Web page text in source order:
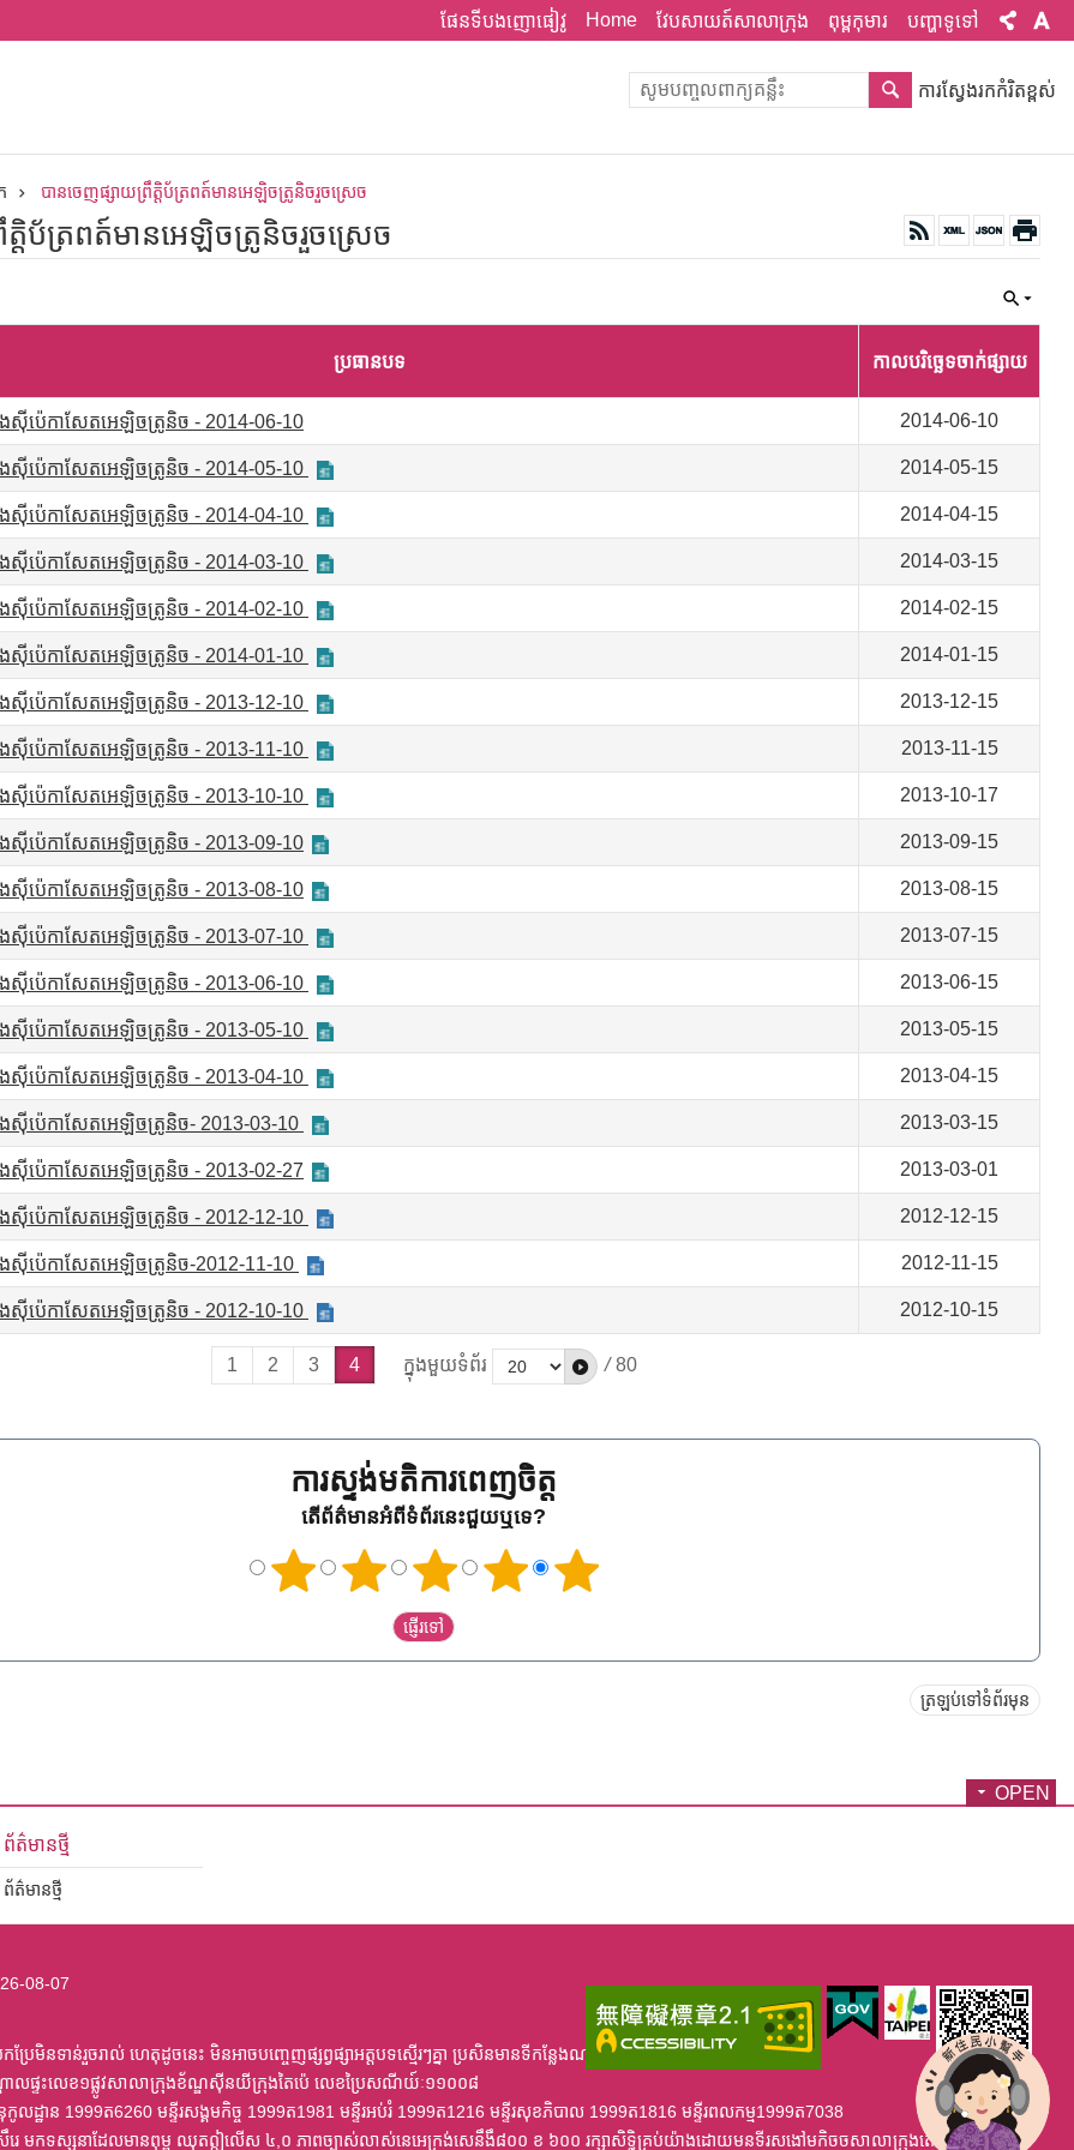
ផែនទីបងញោផៀវូ Home វែបសាយត៍សាលាក្រុង ពុម្ពកុមារ បញ្ហាទូទៅ
ការស្វែងរកកំរិតខ្ពស់
បានចេញផ្សាយព្រឹត្តិប័ត្រពត៍មានអេឡិចត្រូនិចរួចស្រេច
តិប័ត្រពត៍មានអេឡិចត្រូនិចរួចស្រេច
ប្រធានបទ កាលបរិច្ឆេទចាក់ផ្សាយ
ស៊ីប៉េកាសែតអេឡិចត្រូនិច - 2014-06-10 2014-06-10
ស៊ីប៉េកាសែតអេឡិចត្រូនិច - 2014-05-10 2014-05-15
ស៊ីប៉េកាសែតអេឡិចត្រូនិច - 2014-04-10 2014-04-15
ស៊ីប៉េកាសែតអេឡិចត្រូនិច - 2014-03-10 2014-03-15
ស៊ីប៉េកាសែតអេឡិចត្រូនិច - 2014-02-10 2014-02-15
ស៊ីប៉េកាសែតអេឡិចត្រូនិច - 2014-01-10 2014-01-15
ស៊ីប៉េកាសែតអេឡិចត្រូនិច - 2013-12-10 2013-12-15
ស៊ីប៉េកាសែតអេឡិចត្រូនិច - 2013-11-10 2013-11-15
ស៊ីប៉េកាសែតអេឡិចត្រូនិច - 2013-10-10 2013-10-17
ស៊ីប៉េកាសែតអេឡិចត្រូនិច - 2013-09-10 2013-09-15
ស៊ីប៉េកាសែតអេឡិចត្រូនិច - 2013-08-10 2013-08-15
ស៊ីប៉េកាសែតអេឡិចត្រូនិច - 2013-07-10 2013-07-15
ស៊ីប៉េកាសែតអេឡិចត្រូនិច - 2013-06-10 2013-06-15
ស៊ីប៉េកាសែតអេឡិចត្រូនិច - 2013-05-10 2013-05-15
ស៊ីប៉េកាសែតអេឡិចត្រូនិច - 2013-04-10 2013-04-15
ស៊ីប៉េកាសែតអេឡិចត្រូនិច- 2013-03-10 2013-03-15
ស៊ីប៉េកាសែតអេឡិចត្រូនិច - 2013-02-27 2013-03-01
ស៊ីប៉េកាសែតអេឡិចត្រូនិច - 2012-12-10 2012-12-15
ស៊ីប៉េកាសែតអេឡិចត្រូនិច-2012-11-10 2012-11-15
ស៊ីប៉េកាសែតអេឡិចត្រូនិច - 2012-10-10 2012-10-15
1 2 3 4 ក្នុងមួយទំព័រ / 80
ការស្ទង់មតិការពេញចិត្ត
តើព័ត៌មានអំពីទំព័រនេះជួយឬទេ?
ត្រឡប់ទៅទំព័រមុន
OPEN
ព័ត៌មានថ្មី
ព័ត៌មានថ្មី
08-07
រែមិនទាន់រួចរាល់ ហេតុដូចនេះ មិនអាចបញ្ចេញផ្សព្វផ្សាអត្តបទស្មើរៗគ្នា ប្រសិនមានទីកន្លែងណាខ្វះខាត់ សូមមេតាអនុង្គ្រោះ។
ាលផ្ទះលេខ១ផ្លូវសាលាក្រុងខ័ណ្ឌស៊ីនយីក្រុងតៃប៉េ លេខប្រៃសណីយ៍ៈ១១០០៨
កូលដ្ឋាន 1999ត6260 មន្ទីរសង្គមកិច្ច 1999ត1981 មន្ទីរអប់រំ 1999ត1216 មន្ទីរសុខភិបាល 1999ត1816 មន្ទីរពលកម្ម1999ត7038
េ មកទស្សនាដែលមានពុម្ព ឈុតឦលើស ៤,០ ភាពច្បាស់លាស់នេអេក្រង់សេនឹងឹ៨០០ ខ ៦០០ រក្សាសិទ្ធិគ្រប់យ៉ាងដោយមនទីរសងៅមកិចចសាលាក្រុងតេប៉េ ឆនាំ២០១២